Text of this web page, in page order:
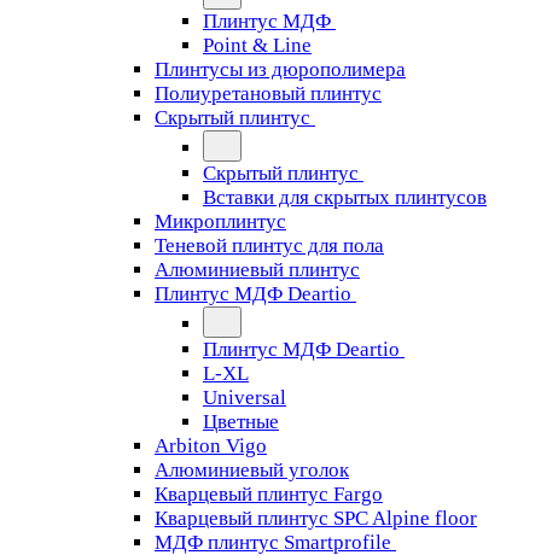
Плинтус МДФ
Point & Line
Плинтусы из дюрополимера
Полиуретановый плинтус
Скрытый плинтус
Скрытый плинтус
Вставки для скрытых плинтусов
Микроплинтус
Теневой плинтус для пола
Алюминиевый плинтус
Плинтус МДФ Deartio
Плинтус МДФ Deartio
L-XL
Universal
Цветные
Arbiton Vigo
Алюминиевый уголок
Кварцевый плинтус Fargo
Кварцевый плинтус SPC Alpine floor
МДФ плинтус Smartprofile